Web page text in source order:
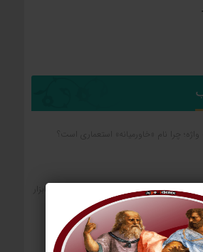
چرا نام «خاورمیانه» استعماری است؟
پهلوی برای واشنگتن و تل‌آویو؛ «آلترناتیو» یا «ابزار
بر جغرافیای سیاسی؛ چگونه فاتحان نام